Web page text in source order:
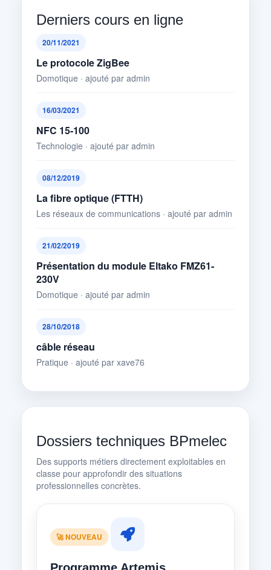
Derniers cours en ligne
20/11/2021
Le protocole ZigBee
Domotique · ajouté par admin
16/03/2021
NFC 15-100
Technologie · ajouté par admin
08/12/2019
La fibre optique (FTTH)
Les réseaux de communications · ajouté par admin
21/02/2019
Présentation du module Eltako FMZ61-
230V
Domotique · ajouté par admin
28/10/2018
câble réseau
Pratique · ajouté par xave76
Dossiers techniques BPmelec
Des supports métiers directement exploitables en
classe pour approfondir des situations
professionnelles concrètes.
🚀 NOUVEAU